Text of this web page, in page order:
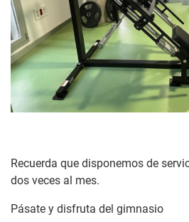
Recuerda que disponemos de
dos veces al mes.
Pásate y disfruta del gimnasio